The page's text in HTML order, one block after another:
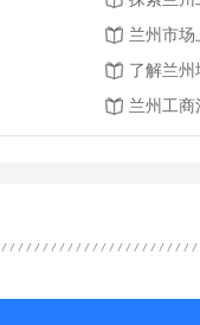
兰州市
了解兰
兰州工